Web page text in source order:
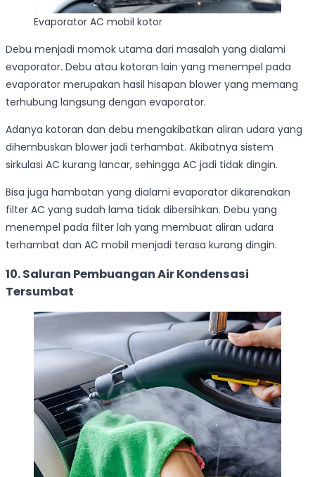
Evaporator AC mobil kotor
Debu menjadi momok utama dari masalah yang dialami
evaporator. Debu atau kotoran lain yang menempel pada
evaporator merupakan hasil hisapan blower yang memang
terhubung langsung dengan evaporator.
Adanya kotoran dan debu mengakibatkan aliran udara yang
dihembuskan blower jadi terhambat. Akibatnya sistem
sirkulasi AC kurang lancar, sehingga AC jadi tidak dingin.
Bisa juga hambatan yang dialami evaporator dikarenakan
filter AC yang sudah lama tidak dibersihkan. Debu yang
menempel pada filter lah yang membuat aliran udara
terhambat dan AC mobil menjadi terasa kurang dingin.
10. Saluran Pembuangan Air Kondensasi
Tersumbat